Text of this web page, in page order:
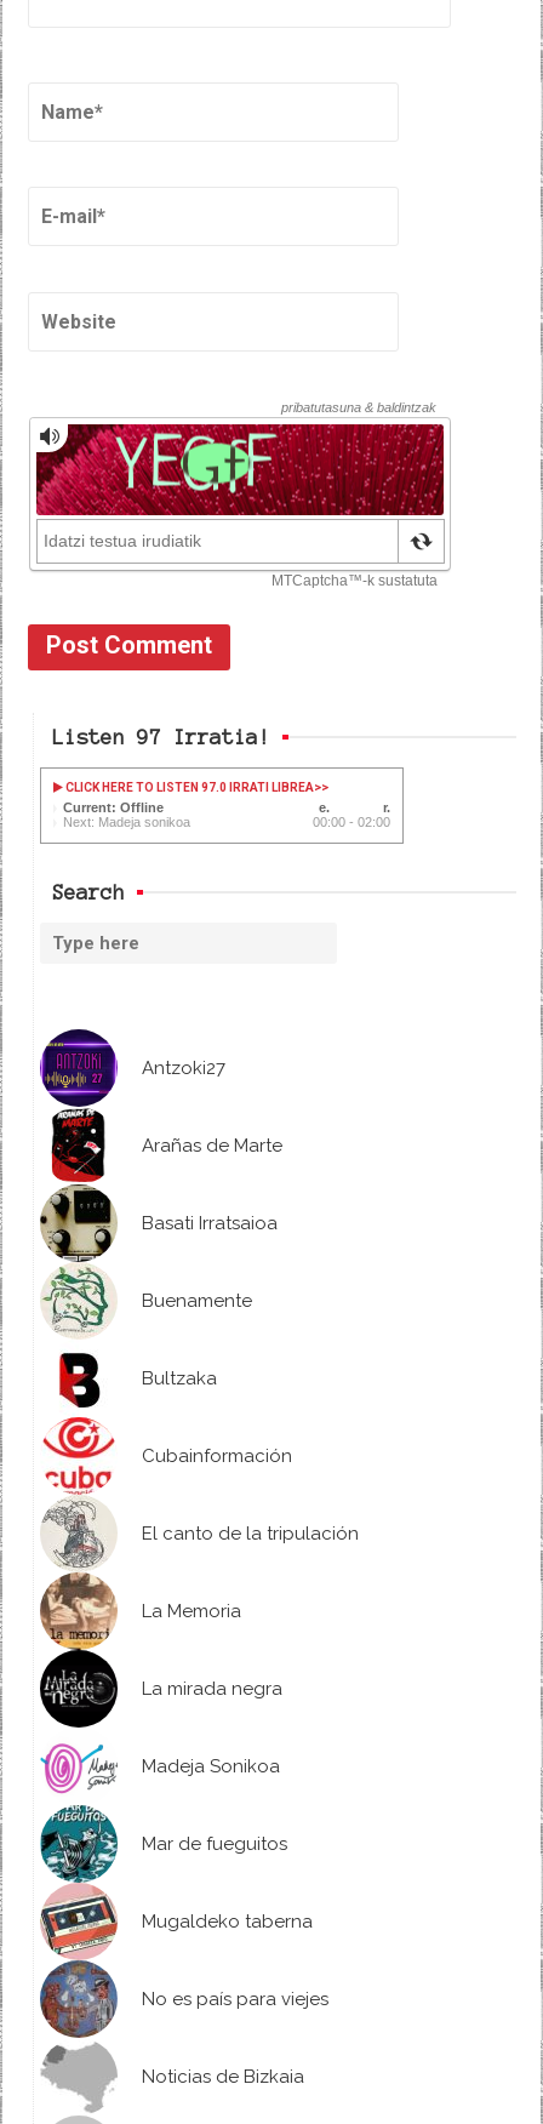
Listen 97 Irratia!
CLICK HERE TO LISTEN 97.0 IRRATI LIBREA>>
Current: Offline
Next: Madeja sonikoa
00:00 - 02:00
Search
Antzoki27
Arañas de Marte
Basati Irratsaioa
Buenamente
Bultzaka
Cubainformación
El canto de la tripulación
La Memoria
La mirada negra
Madeja Sonikoa
Mar de fueguitos
Mugaldeko taberna
No es país para viejes
Noticias de Bizkaia